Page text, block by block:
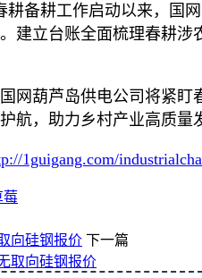
耕备耕工作启动以来，国
建立台账全面梳理春耕
国网葫芦岛供电公司将紧
航，助力乡村产业高质量
1guigang.com/
莓
向硅钢报价 下一篇
取向硅钢报价